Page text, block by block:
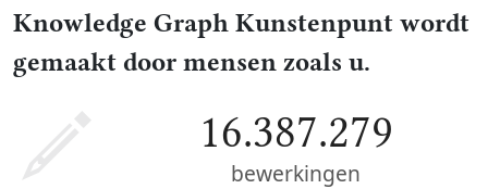
Knowledge Graph Kunstenpunt wordt
gemaakt door mensen zoals u.
16.387.279
bewerkingen